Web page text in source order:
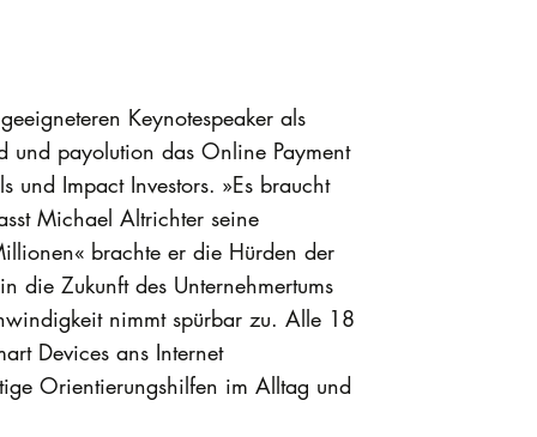
Keynotespeaker als
und payolution das Online Payment
und Impact Investors. »Es braucht
Michael Altrichter seine
brachte er die Hürden der
die Zukunft des Unternehmertums
nimmt spürbar zu. Alle 18
Devices ans Internet
Orientierungshilfen im Alltag und